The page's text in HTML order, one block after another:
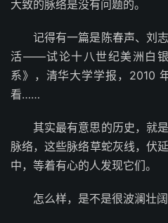
大致的脉络是没有问题的。
记得有一篇是陈春声、刘
活——试论十八世纪美洲白
系》，清华大学学报，2010
看……
其实最有意思的历史，就
脉络，这些脉络草蛇灰线，伏
中，等着有心的人发现它们。
怎么样，是不是很波澜壮阔